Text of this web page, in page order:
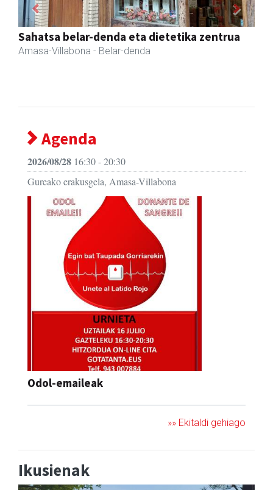
Arindu fisioterapia eta osteopatia
Amasa-Villabona - Fisioterapia
Previous Next
Agenda
2026/08/28 16:30 - 20:30
Gureako erakusgela, Amasa-Villabona
Odol-emaileak
»» Ekitaldi gehiago
Ikusienak